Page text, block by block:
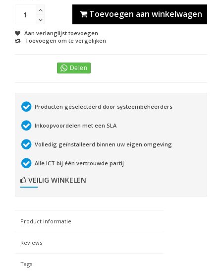
Toevoegen aan winkelwagen
Aan verlanglijst toevoegen
Toevoegen om te vergelijken
Producten geselecteerd door systeembeheerders
Inkoopvoordelen met een SLA
Volledig geïnstalleerd binnen uw eigen omgeving
Alle ICT bij één vertrouwde partij
VEILIG WINKELEN
Product informatie
Reviews
Tags